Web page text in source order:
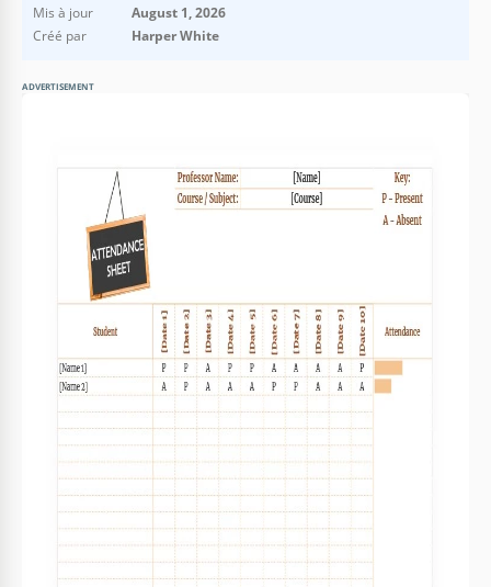
Mis à jour
August 1, 2026
Créé par
Harper White
ADVERTISEMENT